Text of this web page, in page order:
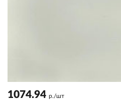
1074.94 р./шт